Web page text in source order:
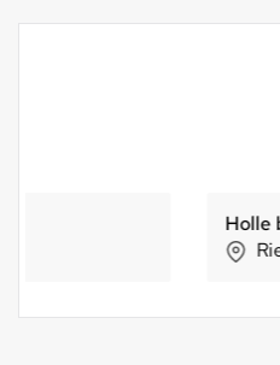
Holle baby food AG